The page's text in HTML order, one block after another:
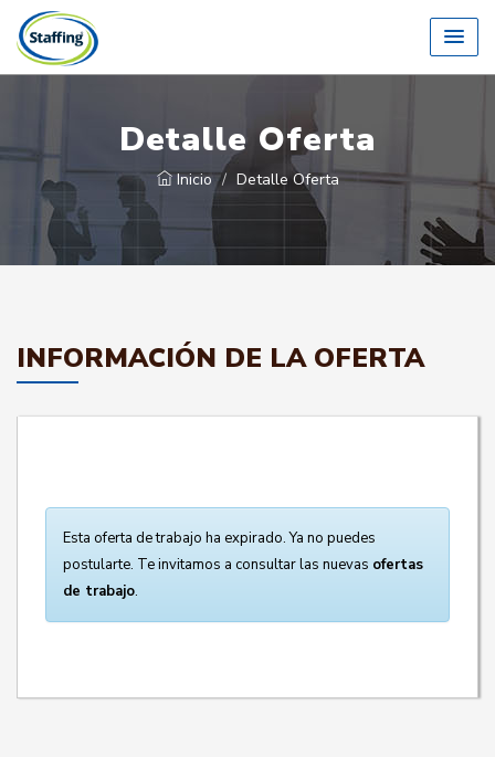
Detalle Oferta
Inicio Detalle Oferta
INFORMACIÓN DE LA OFERTA
Esta oferta de trabajo ha expirado. Ya no puedes
postularte. Te invitamos a consultar las nuevas ofertas
de trabajo.